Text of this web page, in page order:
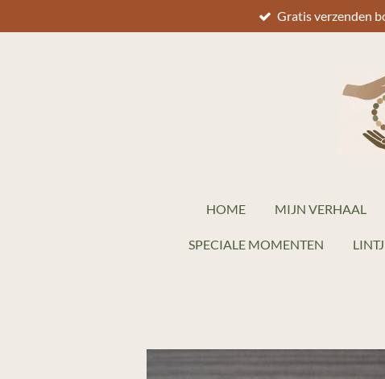
direct
Gratis verzenden
HOME MIJN VERHAAL
SPECIALE MOMENTEN